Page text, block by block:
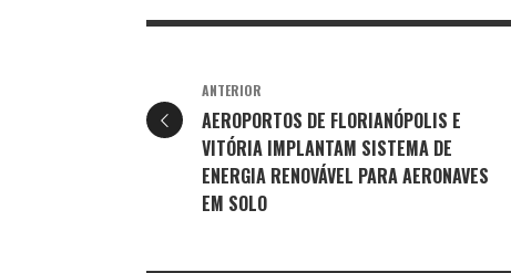
ANTERIOR
AEROPORTOS DE FLORIANÓPOLIS E
VITÓRIA IMPLANTAM SISTEMA DE
ENERGIA RENOVÁVEL PARA AERONAVES
EM SOLO